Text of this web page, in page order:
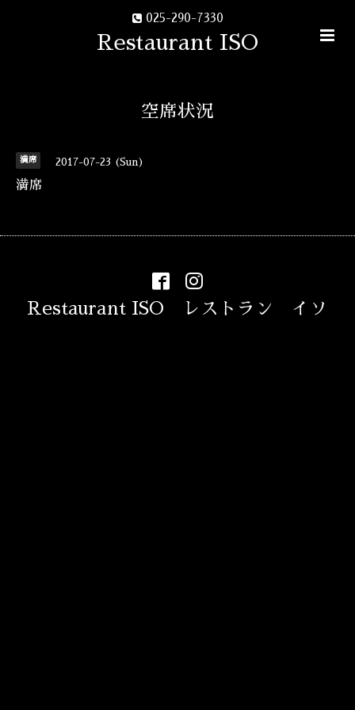
025-290-7330
Restaurant ISO
空席状況
満席 2017-07-23 (Sun)
満席
Restaurant ISO レストラン イソ